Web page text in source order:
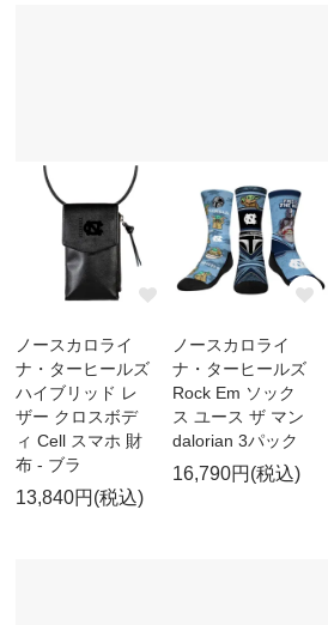
ノースカロライ
ナ・ターヒールズ
ハイブリッド レ
ザー クロスボデ
ィ Cell スマホ 財
布 - ブラ
13,840円(税込)
ノースカロライ
ナ・ターヒールズ
Rock Em ソック
ス ユース ザ マン
dalorian 3パック
16,790円(税込)